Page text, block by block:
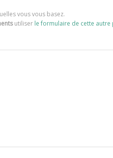
vous vous basez.
utiliser le formulaire de cette autre